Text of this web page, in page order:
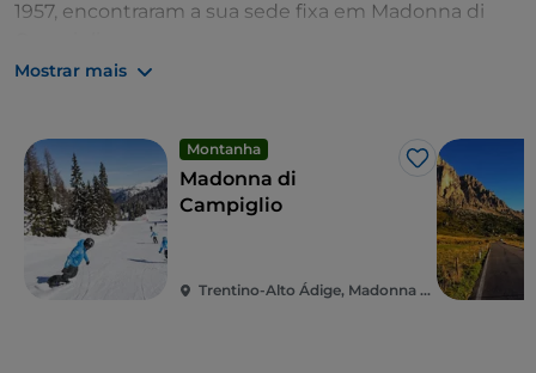
1957, encontraram a sua sede fixa em Madonna di
3Tre identifica-se, desde os anos 80, apenas com o
slalom na pista de Canalone Miramonti, que, desde o
início dos anos 2000, se realiza à noite, com
iluminação artificial, numa fórmula ainda mais
espetacular que tem sido recompensada, ano após
ano, por uma afluência de público entre 15 000 e 20
Mostrar mais
Montanha
Gosto
Madonna di
Campiglio
Trentino-Alto Ádige, Madonna di Campiglio